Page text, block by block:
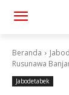
Beranda
Rusunawa
Jabodetabek